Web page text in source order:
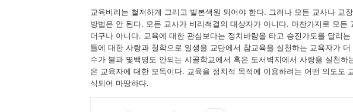
교육비리는 철저하게 그리고 발본색원 되어야 한다. 그러나 모든 교사나 교
방법은 안 된다. 모든 교사가 비리척결의 대상자가 아니다. 마찬가지로 모든
더구나 아니다. 교육에 대한 관심보다는 정치바람을 타고 승진가도를 달리
들에 대한 사랑과 철학으로 일생을 교단에서 참교육을 실천하는 교육자가
수가 불과 몇백명도 안되는 시골학교에서 혹은 도서벽지에서 사랑을 실천하
은 교육자에 대한 모독이다. 교육을 정치적 목적에 이용하려는 어떤 의도도
식되어 마땅하다.